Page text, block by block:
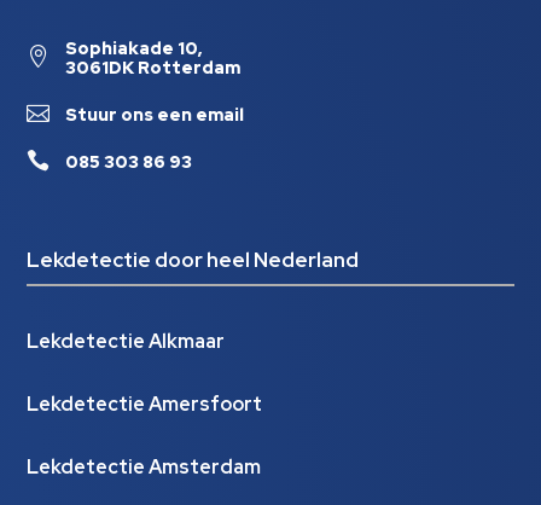

Sophiakade 10,
3061DK Rotterdam
 Stuur ons een email
 085 303 86 93
Lekdetectie door heel Nederland
Lekdetectie Alkmaar
Lekdetectie Amersfoort
Lekdetectie Amsterdam